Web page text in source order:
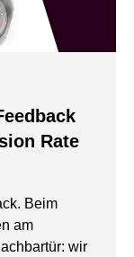
Rate
Beim
am
wir